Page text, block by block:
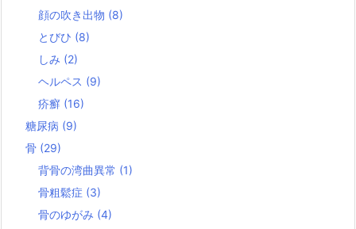
顔の吹き出物 (8)
とびひ (8)
しみ (2)
ヘルペス (9)
疥癬 (16)
糖尿病 (9)
骨 (29)
背骨の湾曲異常 (1)
骨粗鬆症 (3)
骨のゆがみ (4)